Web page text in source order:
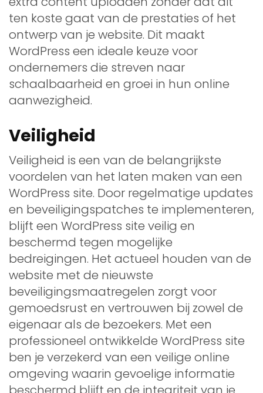
ten koste gaat van de prestaties of het
ontwerp van je website. Dit maakt
WordPress een ideale keuze voor
ondernemers die streven naar
schaalbaarheid en groei in hun online
aanwezigheid.
Veiligheid
Veiligheid is een van de belangrijkste
voordelen van het laten maken van een
WordPress site. Door regelmatige updates
en beveiligingspatches te implementeren,
blijft een WordPress site veilig en
beschermd tegen mogelijke
bedreigingen. Het actueel houden van de
website met de nieuwste
beveiligingsmaatregelen zorgt voor
gemoedsrust en vertrouwen bij zowel de
eigenaar als de bezoekers. Met een
professioneel ontwikkelde WordPress site
ben je verzekerd van een veilige online
omgeving waarin gevoelige informatie